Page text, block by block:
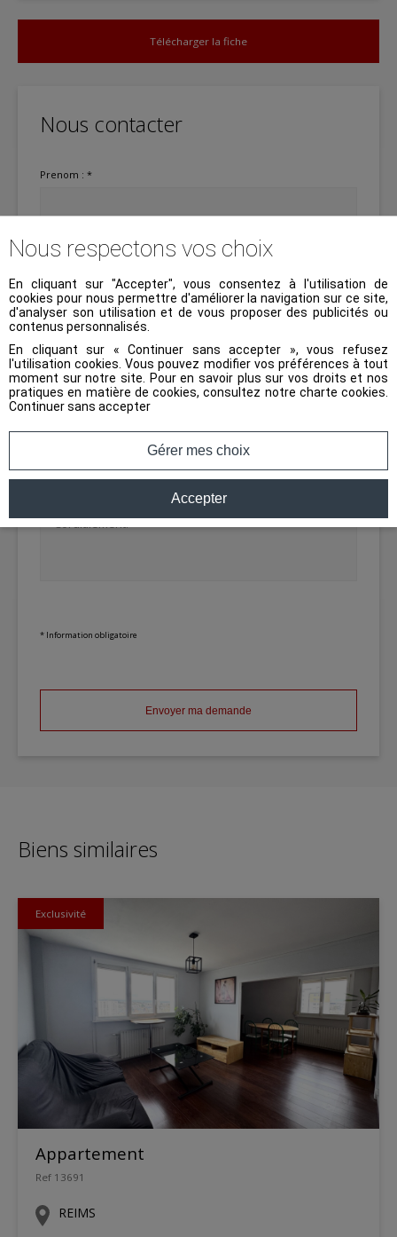
Télécharger la fiche
Nous contacter
Prenom : *
Nom : *
Téléphone : *
Adresse email : *
* Information obligatoire
Envoyer ma demande
Biens similaires
Exclusivité
Appartement
Ref 13691
REIMS
Nous respectons vos choix
En cliquant sur "Accepter", vous consentez à l'utilisation de
cookies pour nous permettre d'améliorer la navigation sur ce site,
d'analyser son utilisation et de vous proposer des publicités ou
contenus personnalisés.
En cliquant sur « Continuer sans accepter », vous refusez
l'utilisation cookies. Vous pouvez modifier vos préférences à tout
moment sur notre site. Pour en savoir plus sur vos droits et nos
pratiques en matière de cookies, consultez notre charte cookies
Continuer sans accepter
Gérer mes choix
Accepter